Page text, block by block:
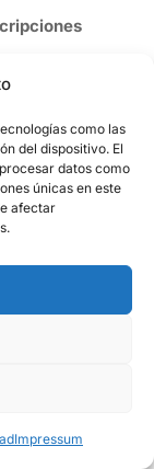
como las
del dispositivo. El
datos como
únicas en este
afectar
Impressum
SL
las personas
cursos
datos
No se
de los datos
sus datos?
QUE
para resolver